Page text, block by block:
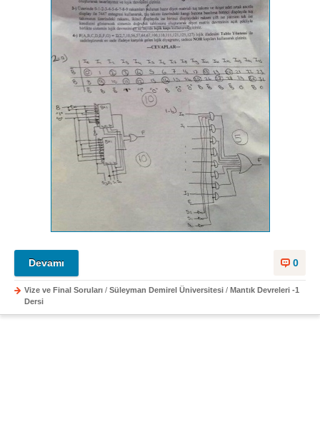
0
Devamı
Vize ve Final Soruları / Süleyman Demirel Üniversitesi / Mantık Devreleri -1
Dersi